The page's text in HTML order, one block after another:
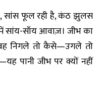
सांस फूल रही है, कंठ झुलस
सांय-साँय आवाज़। जीभ का
निगले तो कैसे—उगले तो
पानी जीभ पर क्यों नहीं